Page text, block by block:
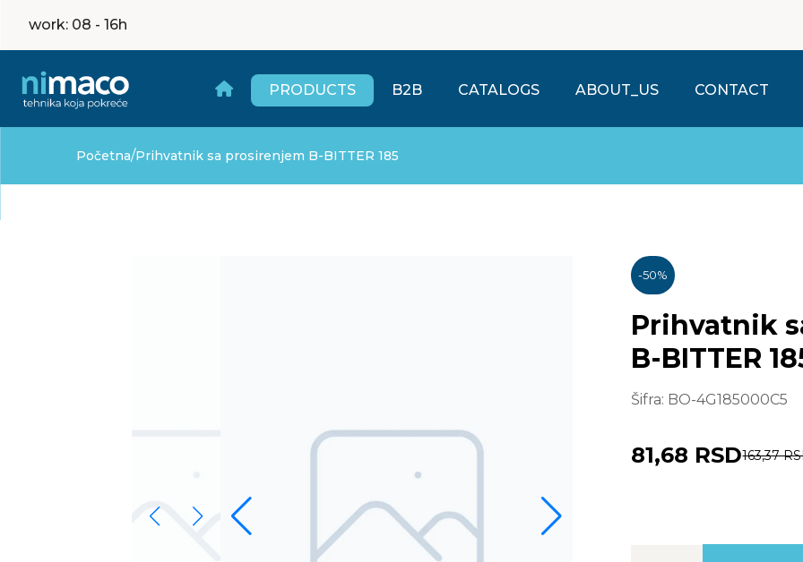
work: 08 - 16h
PRODUCTS B2B CATALOGS ABOUT_US CONTACT
Početna/Prihvatnik sa prosirenjem B-BITTER 185
-50%
Prihvatnik
B-BITTER
Šifra: BO-4G185000C5
81,68 RSD163,37